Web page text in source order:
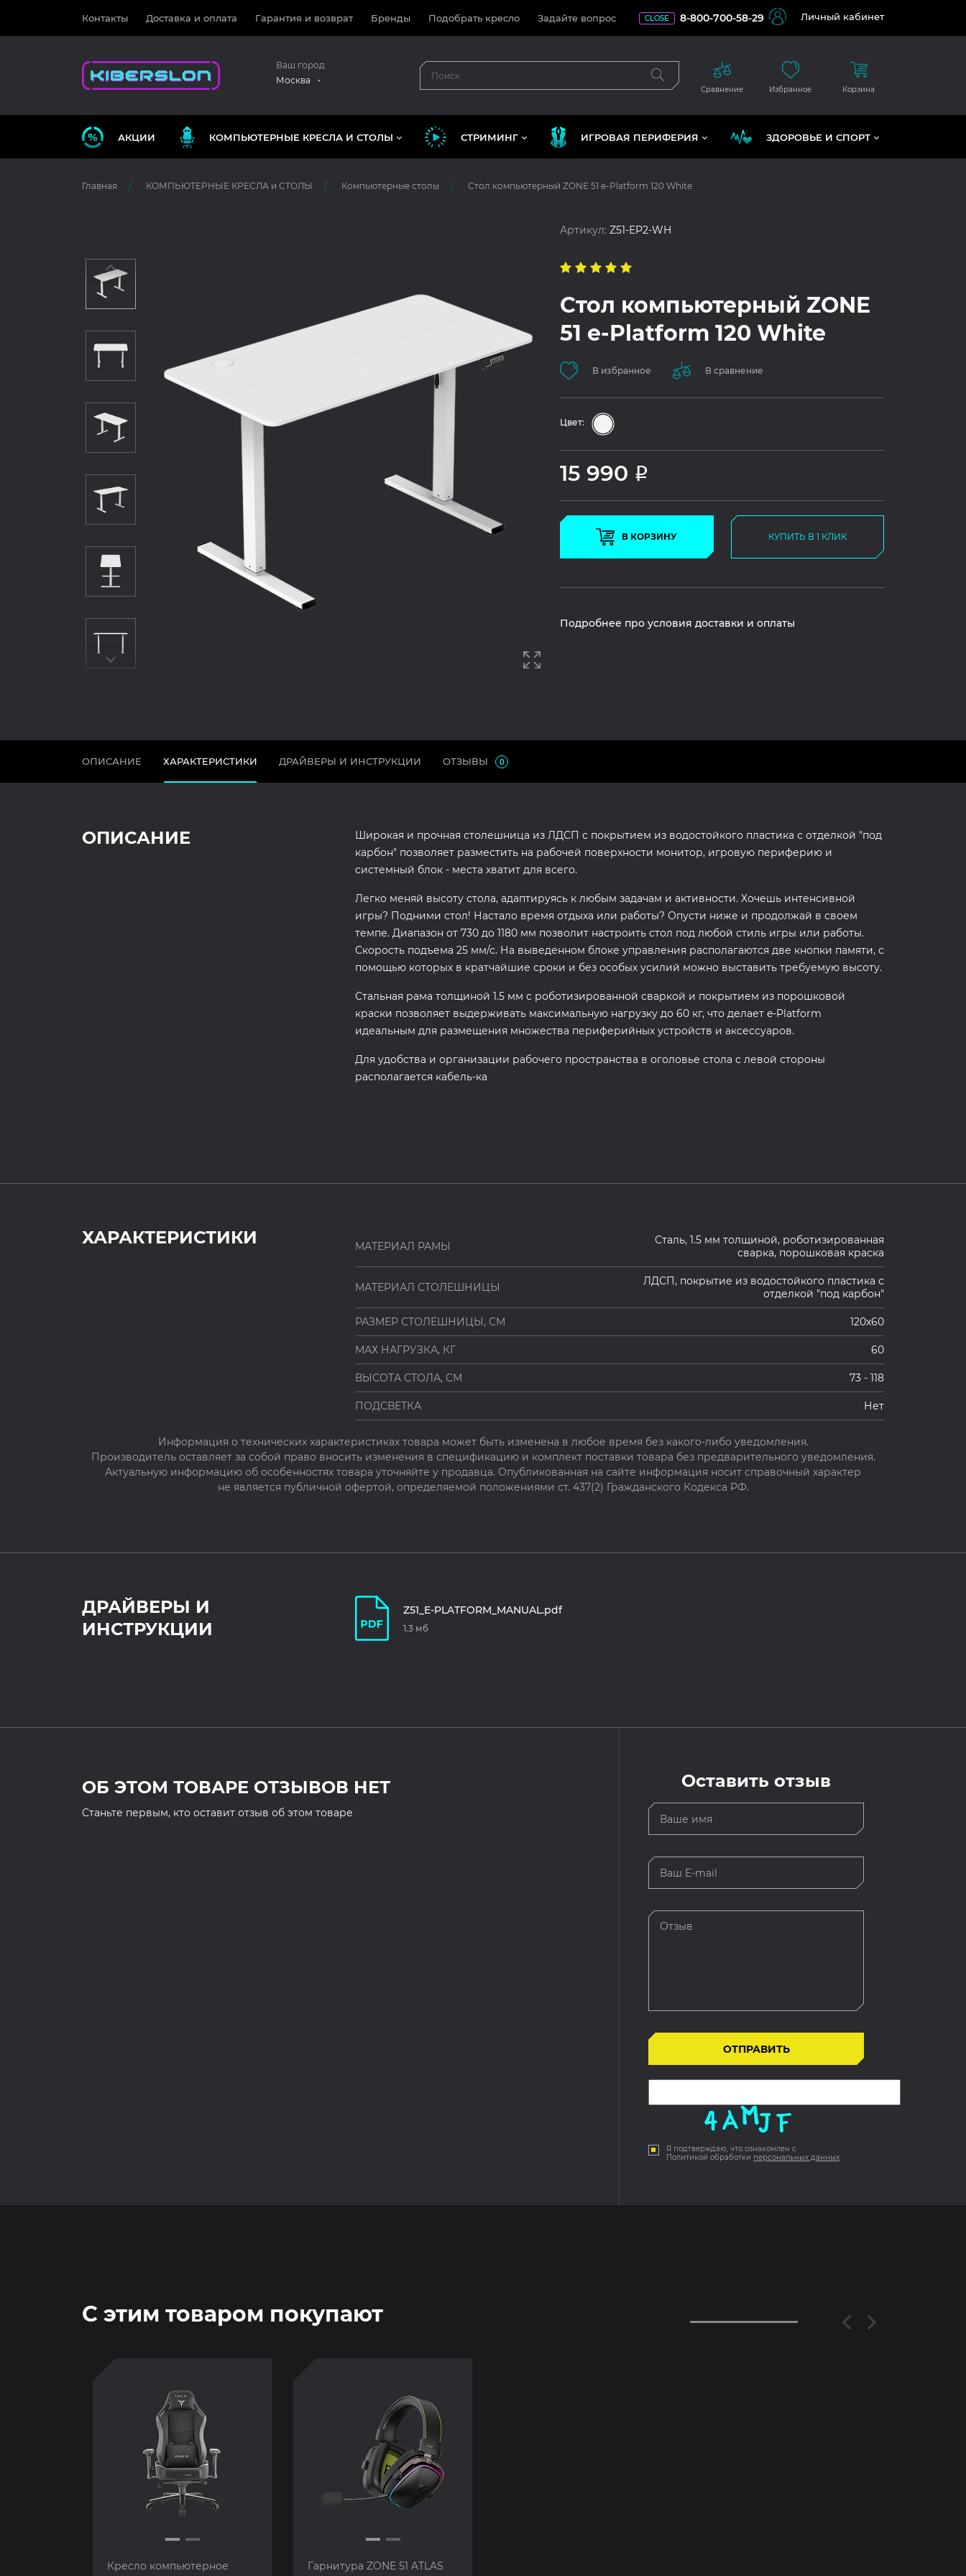
Контакты Доставка и оплата Гарантия и возврат Бренды Подобрать кресло Задайте вопрос CLOSE 8-800-700-58-29 Личный кабинет
Ваш город
Москва
Сравнение Избранное Корзина
АКЦИИ КОМПЬЮТЕРНЫЕ КРЕСЛА И СТОЛЫ СТРИМИНГ ИГРОВАЯ ПЕРИФЕРИЯ ЗДОРОВЬЕ И СПОРТ
Главная КОМПЬЮТЕРНЫЕ КРЕСЛА и СТОЛЫ Компьютерные столы Стол компьютерный ZONE 51 e-Platform 120 White
Артикул:Z51-EP2-WH
Стол компьютерный ZONE
51 e-Platform 120 White
В избранное В сравнение
Цвет:
15 990 Р
В КОРЗИНУ КУПИТЬ В 1 КЛИК
Подробнее про условия доставки и оплаты
ОПИСАНИЕ ХАРАКТЕРИСТИКИ ДРАЙВЕРЫ И ИНСТРУКЦИИ ОТЗЫВЫ 0
ОПИСАНИЕ
Широкая и прочная столешница из ЛДСП с покрытием из водостойкого пластика с отделкой "под
карбон" позволяет разместить на рабочей поверхности монитор, игровую периферию и
системный блок - места хватит для всего.
Легко меняй высоту стола, адаптируясь к любым задачам и активности. Хочешь интенсивной
игры? Подними стол! Настало время отдыха или работы? Опусти ниже и продолжай в своем
темпе. Диапазон от 730 до 1180 мм позволит настроить стол под любой стиль игры или работы.
Скорость подъема 25 мм/с. На выведенном блоке управления располагаются две кнопки памяти, с
помощью которых в кратчайшие сроки и без особых усилий можно выставить требуемую высоту.
Стальная рама толщиной 1.5 мм с роботизированной сваркой и покрытием из порошковой
краски позволяет выдерживать максимальную нагрузку до 60 кг, что делает e-Platform
идеальным для размещения множества периферийных устройств и аксессуаров.
Для удобства и организации рабочего пространства в оголовье стола с левой стороны
располагается кабель-ка
ХАРАКТЕРИСТИКИ МАТЕРИАЛ РАМЫ
Сталь, 1.5 мм толщиной, роботизированная
сварка, порошковая краска
МАТЕРИАЛ СТОЛЕШНИЦЫ
ЛДСП, покрытие из водостойкого пластика с
отделкой "под карбон"
РАЗМЕР СТОЛЕШНИЦЫ, СМ 120х60
МАХ НАГРУЗКА, КГ 60
ВЫСОТА СТОЛА, СМ 73 - 118
ПОДСВЕТКА Нет
Информация о технических характеристиках товара может быть изменена в любое время без какого-либо уведомления.
Производитель оставляет за собой право вносить изменения в спецификацию и комплект поставки товара без предварительного уведомления.
Актуальную информацию об особенностях товара уточняйте у продавца. Опубликованная на сайте информация носит справочный характер
не является публичной офертой, определяемой положениями ст. 437(2) Гражданского Кодекса РФ.
ДРАЙВЕРЫ И
ИНСТРУКЦИИ
Z51_E-PLATFORM_MANUAL.pdf
1.3 мб
ОБ ЭТОМ ТОВАРЕ ОТЗЫВОВ НЕТ
Cтаньте первым, кто оставит отзыв об этом товаре
Оставить отзыв
Я подтверждаю, что ознакомлен с
Политикой обработки персональных данных
С этим товаром покупают
Кресло компьютерное
Гарнитура ZONE 51 ATLAS